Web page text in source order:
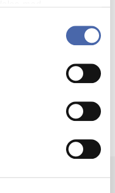
- og kan altid trække